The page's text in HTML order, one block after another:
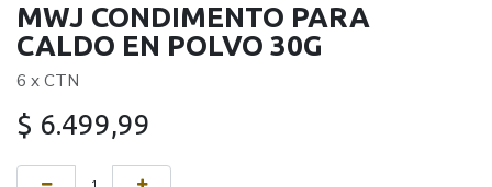
MWJ CONDIMENTO PARA
CALDO EN POLVO 30G
6 x CTN
$ 6.499,99